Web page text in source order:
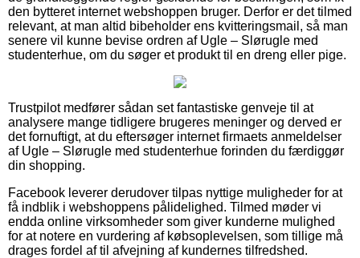
den bytteret internet webshoppen bruger. Derfor er det tilmed
relevant, at man altid bibeholder ens kvitteringsmail, så man
senere vil kunne bevise ordren af Ugle – Slørugle med
studenterhue, om du søger et produkt til en dreng eller pige.
Trustpilot medfører sådan set fantastiske genveje til at
analysere mange tidligere brugeres meninger og derved er
det fornuftigt, at du eftersøger internet firmaets anmeldelser
af Ugle – Slørugle med studenterhue forinden du færdiggør
din shopping.
Facebook leverer derudover tilpas nyttige muligheder for at
få indblik i webshoppens pålidelighed. Tilmed møder vi
endda online virksomheder som giver kunderne mulighed
for at notere en vurdering af købsoplevelsen, som tillige må
drages fordel af til afvejning af kundernes tilfredshed.